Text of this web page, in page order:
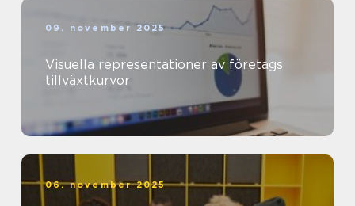
09. november 2025
Visuella representationer av företags
tillväxtkurvor
06. november 2025